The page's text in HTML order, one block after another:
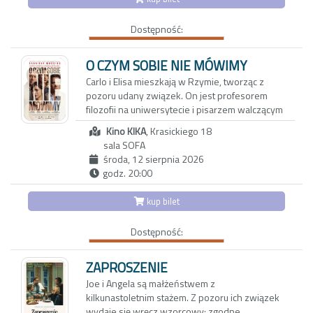
rollercoaster, po którym trudno dojść do
nie wrócą – i wspólne stawianie czoła
zachwyca bezpretensjonalnym humorem i
zdjęciami, oddającymi urok karpackiego
pogórza. Reżyserka tworzy wzruszający film o
pamięci, przyjaźni i przemijaniu. Portret
bohaterek, które są dla siebie wszystkim,
skłania do przewartościowania priorytetów i
spojrzenia na rzeczywistość z mniej
uczęszczanej strony
Dostępność:
O CZYM SOBIE NIE MÓWIMY
Carlo i Elisa mieszkają w Rzymie, tworząc z
pozoru udany związek. On jest profesorem
filozofii na uniwersytecie i pisarzem walczącym
z kryzysem twórczym. Ona z kolei to
utalentowana, błyskotliwa dziennikarka, której
felietony ukazują się w międzynarodowych
magazynach lifestylowych. Do ich trwającego
od dwóch dekad związku wkrada się coraz
więcej rutyny oraz dystansu.
wyjazd do Maroka w towarzystwie
wieloletnich przyjaciół: Anny i Paola oraz ich
trzynastoletniej córki Vittorii - inteligentnej,
dociekliwej i ekscentrycznej nastolatki.
Okazuje się, że także oni przeżywają poważny
kryzys, który najbardziej odbija się na
Kino KIKA, Krasickiego 18
sala SOFA
środa, 12 sierpnia 2026
godz. 20:00
kup bilet
Dostępność:
ZAPROSZENIE
Joe i Angela są małżeństwem z
kilkunastoletnim stażem. Z pozoru ich związek